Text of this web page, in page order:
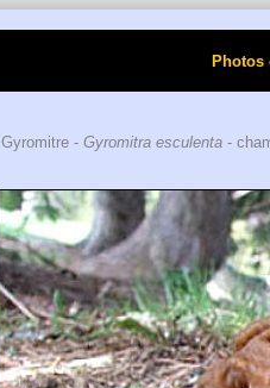
Gyromitre - Gyromitra esculenta-